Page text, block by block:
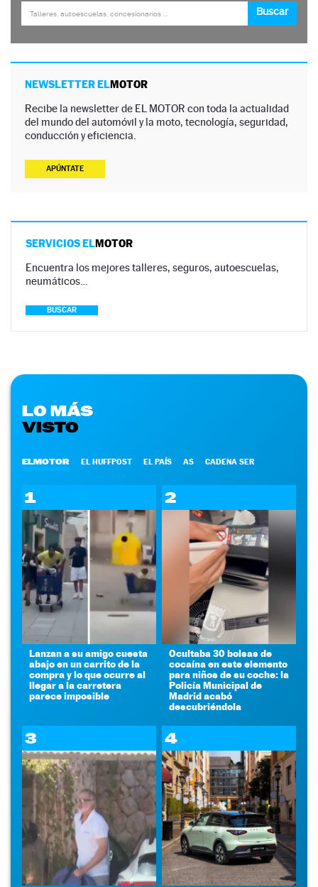
NEWSLETTER ELMOTOR
Recibe la newsletter de EL MOTOR con toda la actualidad
del mundo del automóvil y la moto, tecnología, seguridad,
conducción y eficiencia.
APÚNTATE
SERVICIOS ELMOTOR
Encuentra los mejores talleres, seguros, autoescuelas,
neumáticos…
BUSCAR
LO MÁS
VISTO
ELMOTOR EL HUFFPOST EL PAÍS AS CADENA SER
1
Lanzan a su amigo cuesta
abajo en un carrito de la
compra y lo que ocurre al
llegar a la carretera
parece imposible
2
Ocultaba 30 bolsas de
cocaína en este elemento
para niños de su coche: la
Policía Municipal de
Madrid acabó
descubriéndola
3 4